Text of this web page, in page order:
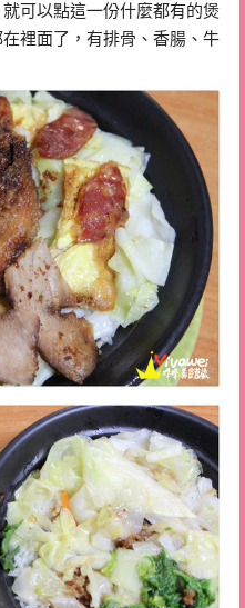
可以點這一份什麼都有的煲
裡面了，有排骨、香腸、牛